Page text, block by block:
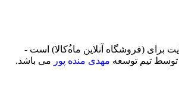
برای (فروشگاه آنلاین ماه‌‌‌‌‌‌ُکالا) است -
تیم توسعه مهدی منده پور می باشد.